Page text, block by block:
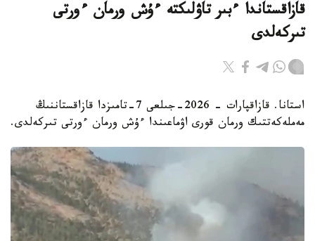
قازاقستاندا ءبىر تاۋلىكتە ءۇش ورمان ءورتى
تىركەلدى
استانا. قازاقپارات - 2026-جىلعى 7-تامىزدا قازاقستاننىڭ
مەملەكەتتىك ورمان قورى اۋماعىندا ءۇش ورمان ءورتى تىركەلدى.